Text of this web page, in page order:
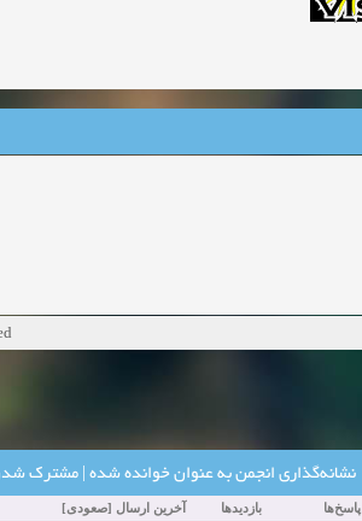
نشانه‌گذاری انجمن به عنوان خوانده شده |مشترک
پاسخ‌ها بازدید‌ها آخرین ارسال [صعودی]